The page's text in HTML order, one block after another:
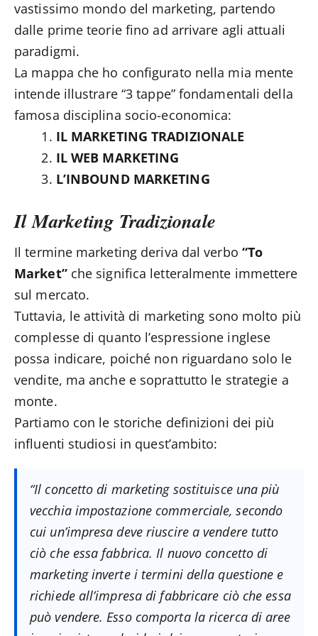
vastissimo mondo del marketing, partendo
dalle prime teorie fino ad arrivare agli attuali
paradigmi.
La mappa che ho configurato nella mia mente
intende illustrare “3 tappe” fondamentali della
famosa disciplina socio-economica:
IL MARKETING TRADIZIONALE
IL WEB MARKETING
L’INBOUND MARKETING
Il Marketing Tradizionale
Il termine marketing deriva dal verbo “To
Market”che significa letteralmente immettere
sul mercato.
Tuttavia, le attività di marketing sono molto più
complesse di quanto l’espressione inglese
possa indicare, poiché non riguardano solo le
vendite, ma anche e soprattutto le strategie a
monte.
Partiamo con le storiche definizioni dei più
influenti studiosi in quest’ambito:
“Il concetto di marketing sostituisce una più
vecchia impostazione commerciale, secondo
cui un’impresa deve riuscire a vendere tutto
ciò che essa fabbrica. Il nuovo concetto di
marketing inverte i termini della questione e
richiede all’impresa di fabbricare ciò che essa
può vendere. Esso comporta la ricerca di aree